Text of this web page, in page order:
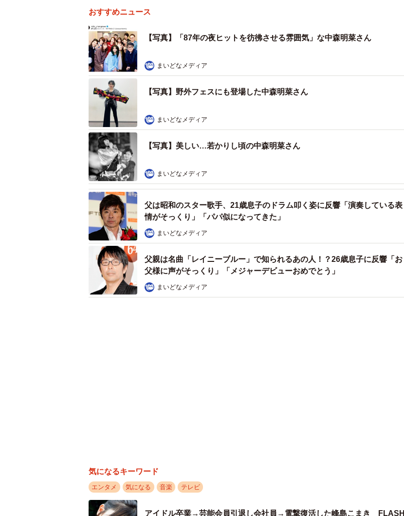
おすすめニュース
【写真】「87年の夜ヒットを彷彿させる雰囲気」な中森明菜さん
まいどなメディア
【写真】野外フェスにも登場した中森明菜さん
まいどなメディア
【写真】美しい…若かりし頃の中森明菜さん
まいどなメディア
父は昭和のスター歌手、21歳息子のドラム叩く姿に反響「演奏している表
情がそっくり」「パパ似になってきた」
まいどなメディア
父親は名曲「レイニーブルー」で知られるあの人！？26歳息子に反響「お
父様に声がそっくり」「メジャーデビューおめでとう」
まいどなメディア
気になるキーワード
エンタメ 気になる 音楽 テレビ
アイドル卒業→芸能会員引退し会社員→電撃復活した峰島こまき FLASH